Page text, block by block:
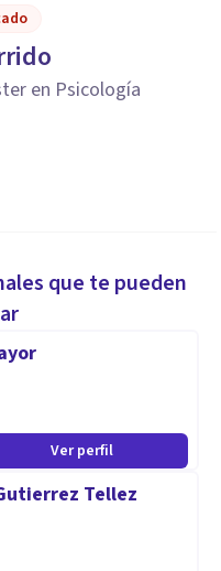
en Psicología
que te pueden
Ver perfil
Tellez